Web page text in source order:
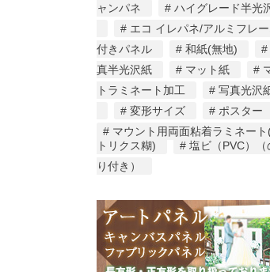
ャンパネ
ハイグレード半光
エコ イレパネ/アルミフレー
付きパネル
和紙(無地)
真半光沢紙
マット紙
トラミネート加工
写真光沢
変形サイズ
ポスター
マウント用両面粘着ラミネート
トリクス糊)
塩ビ（PVC）（
り付き）